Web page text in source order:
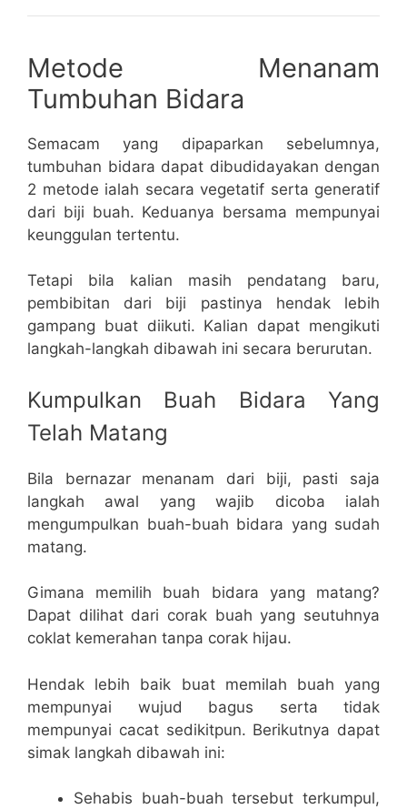
Metode Menanam
Tumbuhan Bidara
Semacam yang dipaparkan sebelumnya,
tumbuhan bidara dapat dibudidayakan dengan
2 metode ialah secara vegetatif serta generatif
dari biji buah. Keduanya bersama mempunyai
keunggulan tertentu.
Tetapi bila kalian masih pendatang baru,
pembibitan dari biji pastinya hendak lebih
gampang buat diikuti. Kalian dapat mengikuti
langkah-langkah dibawah ini secara berurutan.
Kumpulkan Buah Bidara Yang
Telah Matang
Bila bernazar menanam dari biji, pasti saja
langkah awal yang wajib dicoba ialah
mengumpulkan buah-buah bidara yang sudah
matang.
Gimana memilih buah bidara yang matang?
Dapat dilihat dari corak buah yang seutuhnya
coklat kemerahan tanpa corak hijau.
Hendak lebih baik buat memilah buah yang
mempunyai wujud bagus serta tidak
mempunyai cacat sedikitpun. Berikutnya dapat
simak langkah dibawah ini:
Sehabis buah-buah tersebut terkumpul,